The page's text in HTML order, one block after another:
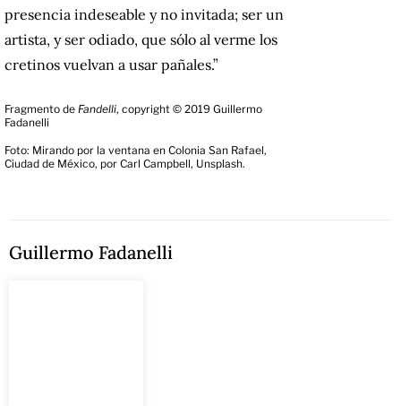
presencia indeseable y no invitada; ser un
artista, y ser odiado, que sólo al verme los
cretinos vuelvan a usar pañales.”
Fragmento de Fandelli, copyright © 2019 Guillermo
Fadanelli
Foto: Mirando por la ventana en Colonia San Rafael,
Ciudad de México, por Carl Campbell, Unsplash.
Guillermo Fadanelli